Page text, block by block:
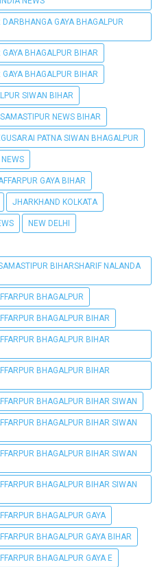
GAYA BHAGALPUR
BHAGALPUR BIHAR
BHAGALPUR BIHAR
SIWAN BIHAR
NEWS BIHAR
PATNA SIWAN BHAGALPUR
GAYA BIHAR
JHARKHAND KOLKATA
NEW DELHI
BIHARSHARIF NALANDA
BHAGALPUR
BHAGALPUR BIHAR
BHAGALPUR BIHAR
BHAGALPUR BIHAR
BHAGALPUR BIHAR SIWAN
BHAGALPUR BIHAR SIWAN
BHAGALPUR BIHAR SIWAN
BHAGALPUR BIHAR SIWAN
BHAGALPUR GAYA
BHAGALPUR GAYA BIHAR
BHAGALPUR GAYA E